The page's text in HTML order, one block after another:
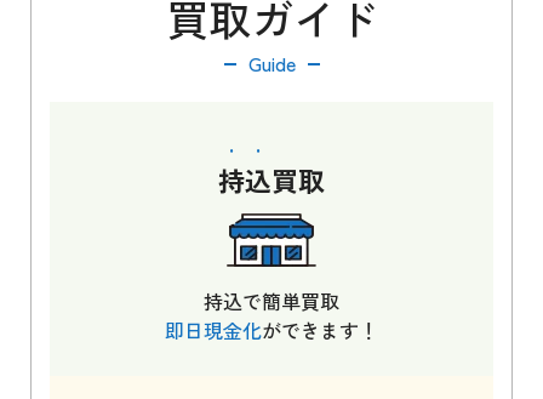
買取ガイド
Guide
持込買取
持込で簡単買取
即日現金化ができます！